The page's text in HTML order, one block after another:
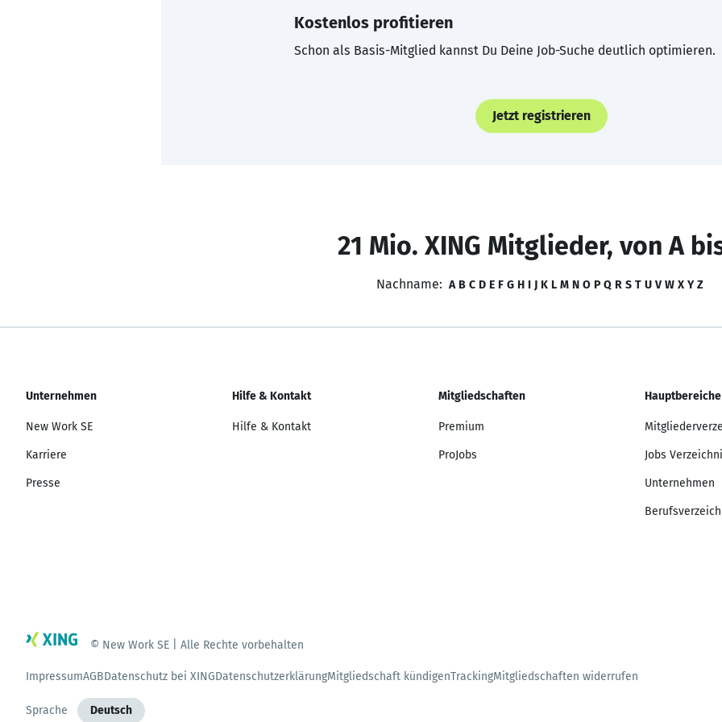
Kostenlos profitieren
Schon als Basis-Mitglied kannst Du Deine Job-Suche deutlich optimieren.
Jetzt registrieren
21 Mio. XING Mitglieder, von A
Nachname: A B C D E F G H I J K L M N O P Q R S T U V W X Y Z
Unternehmen
New Work SE
Karriere
Presse
Hilfe & Kontakt
Hilfe & Kontakt
Mitgliedschaften
Premium
ProJobs
Hauptbereiche
Jobs
Unternehmen
© New Work SE | Alle Rechte vorbehalten
ImpressumAGBDatenschutz bei XINGDatenschutzerklärungMitgliedschaft kündigenTrackingMitgliedschaften widerrufen
Sprache Deutsch